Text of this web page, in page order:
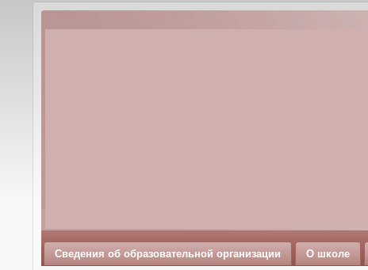
Сведения об образовательной организации О школе